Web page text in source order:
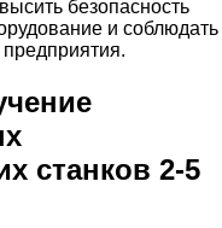
безопасность
и соблюдать
станков 2-5